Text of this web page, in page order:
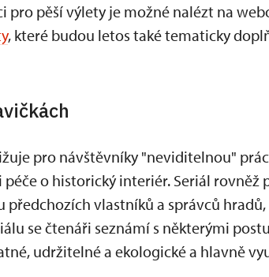
pro pěší výlety je možné nalézt na
, které budou letos také tematicky
pro návštěvníky "neviditelnou"
o historický interiér. Seriál rovněž
vlastníků a správců hradů,
se čtenáři seznámí s některými
udržitelné a ekologické a hlavně